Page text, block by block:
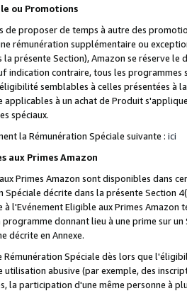
ou Promotions
de proposer de temps à autre des
rémunération supplémentaire ou
présente Section), Amazon se réserve
indication contraire, tous les
semblables à celles présentées à
applicables à un achat de Produit
spéciaux.
la Rémunération Spéciale suivante : ici
aux Primes Amazon
Primes Amazon sont disponibles dans
Spéciale décrite dans la présente Section
l'Evénement Eligible aux Primes Amazon
donnant lieu à une prime sur
décrite en Annexe.
Rémunération Spéciale dès lors que
abusive (par exemple, des
la participation d'une même personne à